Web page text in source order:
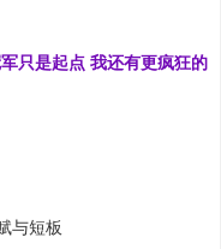
只是起点 我还有更疯狂的
与短板